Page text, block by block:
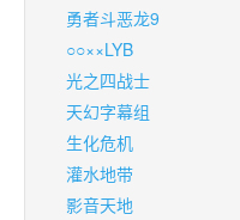
勇者斗恶龙9
○○××LYB
光之四战士
天幻字幕组
生化危机
灌水地带
影音天地